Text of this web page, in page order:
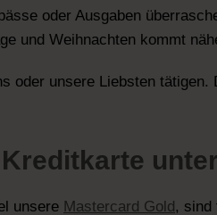
oder Ausgaben
und Weihnachten kommt
oder unsere Liebsten
unsere Mastercard Gold, sind